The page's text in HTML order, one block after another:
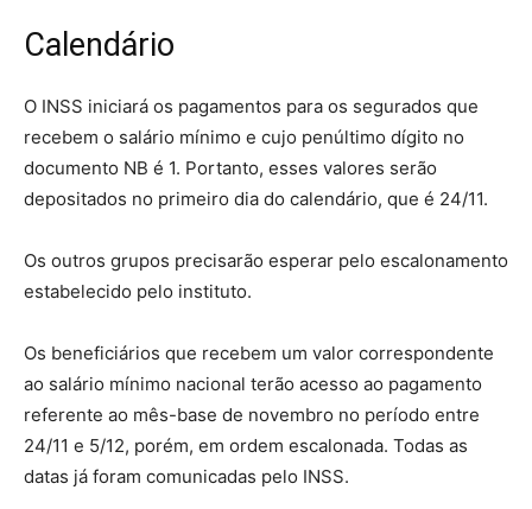
Calendário
O INSS iniciará os pagamentos para os segurados que
recebem o salário mínimo e cujo penúltimo dígito no
documento NB é 1. Portanto, esses valores serão
depositados no primeiro dia do calendário, que é 24/11.
Os outros grupos precisarão esperar pelo escalonamento
estabelecido pelo instituto.
Os beneficiários que recebem um valor correspondente
ao salário mínimo nacional terão acesso ao pagamento
referente ao mês-base de novembro no período entre
24/11 e 5/12, porém, em ordem escalonada. Todas as
datas já foram comunicadas pelo INSS.